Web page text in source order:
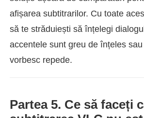
afișarea subtitrarilor. Cu toate
să te străduiești să înțelegi
accentele sunt greu de înțeles
vorbesc repede.
Partea 5. Ce să faceți